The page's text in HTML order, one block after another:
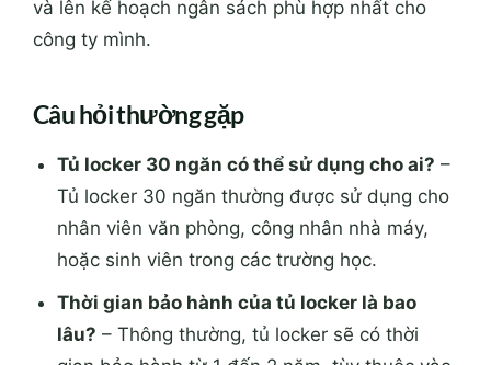
và lên kế hoạch ngân sách phù hợp nhất cho
công ty mình.
Câu hỏi thường gặp
Tủ locker 30 ngăn có thể sử dụng cho ai? –
Tủ locker 30 ngăn thường được sử dụng cho
nhân viên văn phòng, công nhân nhà máy,
hoặc sinh viên trong các trường học.
Thời gian bảo hành của tủ locker là bao
lâu? – Thông thường, tủ locker sẽ có thời